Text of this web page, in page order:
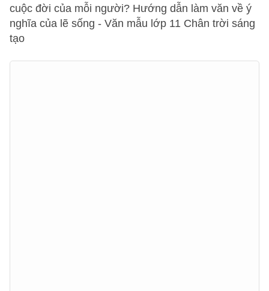
cuộc đời của mỗi người? Hướng dẫn làm văn về ý
nghĩa của lẽ sống - Văn mẫu lớp 11 Chân trời sáng
tạo